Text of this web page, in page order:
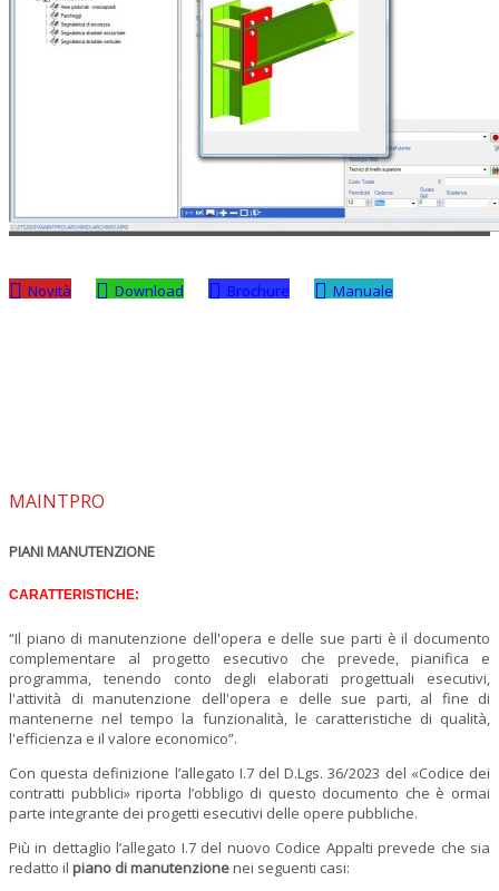
Novità Download Brochure Manuale
MAINTPRO
PIANI MANUTENZIONE
CARATTERISTICHE:
“Il piano di manutenzione dell'opera e delle sue parti è il documento
complementare al progetto esecutivo che prevede, pianifica e
programma, tenendo conto degli elaborati progettuali esecutivi,
l'attività di manutenzione dell'opera e delle sue parti, al fine di
mantenerne nel tempo la funzionalità, le caratteristiche di qualità,
l'efficienza e il valore economico”.
Con questa definizione l’allegato I.7 del D.Lgs. 36/2023 del «Codice dei
contratti pubblici» riporta l’obbligo di questo documento che è ormai
parte integrante dei progetti esecutivi delle opere pubbliche.
Più in dettaglio l’allegato I.7 del nuovo Codice Appalti prevede che sia
redatto il piano di manutenzionenei seguenti casi: